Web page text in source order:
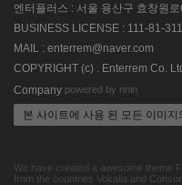
엔터플러스 : 서울 용산구 효창원
BUSINESS LICENSE : 111-81-
MAIL : enterrem@naver.com
COPYRIGHT (c) . Enterrem Co.
Company powered by nnin
본 사이트에 사용 된 모든 이미
We have created a awesome theme
from the countries Vokalia and